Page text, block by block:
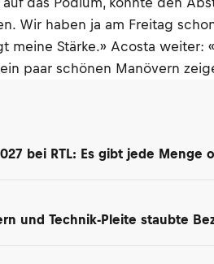
Wir haben ja am Freitag
meine Stärke.» Acosta
paar schönen Manövern
bei RTL: Es gibt jede Menge
und Technik-Pleite staubte